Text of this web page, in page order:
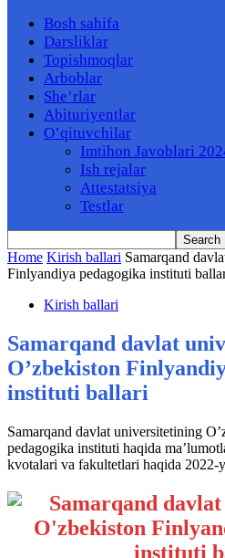
Bosh sahifa
Darsliklar
Topishmoqlar
Arboblar
She’rlar
Abituriyentlar
O’qituvchilar
Imtihon Javoblari
Ish rejalar
Attestatsiya
Testlar
Home Kirish ballari Samarqand
Finlyandiya pedagogika instituti
Kirish ballari
Samarqand davlat
O’zbekiston
instituti ballari
Samarqand davlat universitetining
pedagogika instituti haqida
kvotalari va fakultetlari haqida 2022-